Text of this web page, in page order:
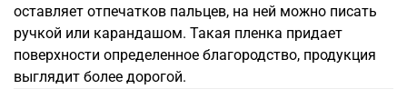
оставляет отпечатков пальцев, на ней можно писать
ручкой или карандашом. Такая пленка придает
поверхности определенное благородство, продукция
выглядит более дорогой.